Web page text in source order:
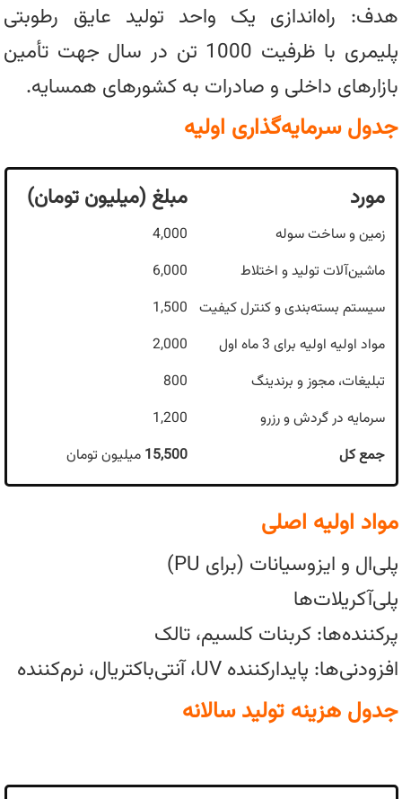
هدف: راه‌اندازی یک واحد تولید عایق رطوبتی
پلیمری با ظرفیت 1000 تن در سال جهت تأمین
بازارهای داخلی و صادرات به کشورهای همسایه.
جدول سرمایه‌گذاری اولیه
مورد مبلغ (میلیون تومان)
زمین و ساخت سوله
4,000
ماشین‌آلات تولید و اختلاط
6,000
سیستم بسته‌بندی و کنترل کیفیت 1,500
مواد اولیه اولیه برای 3 ماه اول
2,000
تبلیغات، مجوز و برندینگ
800
سرمایه در گردش و رزرو
1,200
جمع کل
15,500 میلیون تومان
مواد اولیه اصلی
پلی‌ال و ایزوسیانات (برای PU)
پلی‌آکریلات‌ها
پرکننده‌ها: کربنات کلسیم، تالک
افزودنی‌ها: پایدارکننده UV، آنتی‌باکتریال، نرم‌کننده
جدول هزینه تولید سالانه